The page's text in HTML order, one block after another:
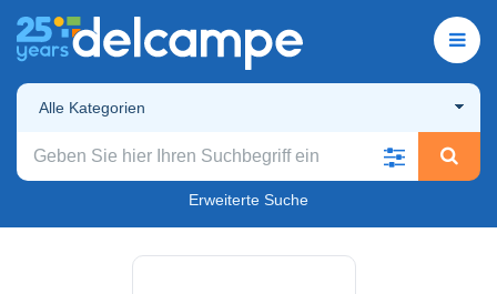
Alle Kategorien
Erweiterte Suche